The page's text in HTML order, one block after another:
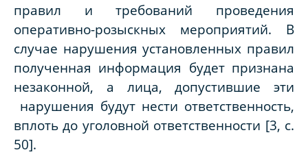
правил и требований проведения
оперативно-розыскных мероприятий. В
случае нарушения установленных правил
полученная информация будет признана
незаконной, а лица, допустившие эти
нарушения будут нести ответственность,
вплоть до уголовной ответственности [3, с.
50].